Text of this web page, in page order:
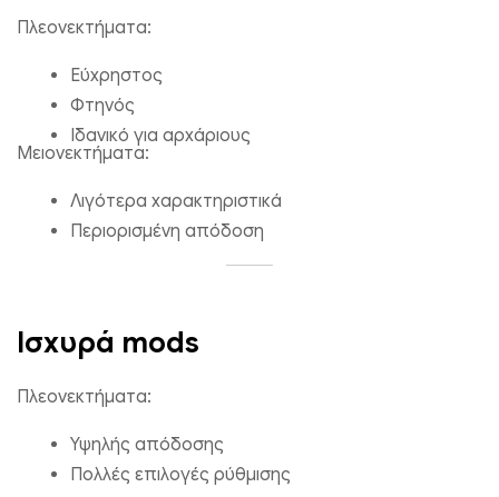
Πλεονεκτήματα:
Εύχρηστος
Φτηνός
Ιδανικό για αρχάριους
Μειονεκτήματα:
Λιγότερα χαρακτηριστικά
Περιορισμένη απόδοση
Ισχυρά mods
Πλεονεκτήματα:
Υψηλής απόδοσης
Πολλές επιλογές ρύθμισης